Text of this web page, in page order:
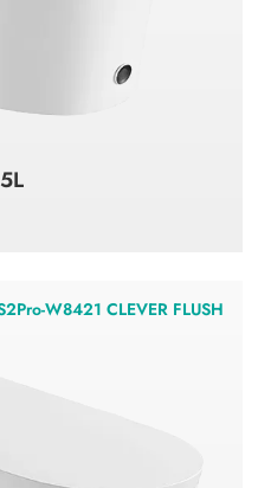
W8421 CLEVER FLUSH